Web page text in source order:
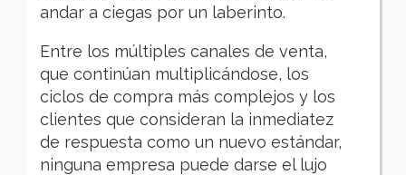
andar a ciegas por un laberinto.
Entre los múltiples canales de venta,
que continúan multiplicándose, los
ciclos de compra más complejos y los
clientes que consideran la inmediatez
de respuesta como un nuevo estándar,
ninguna empresa puede darse el lujo